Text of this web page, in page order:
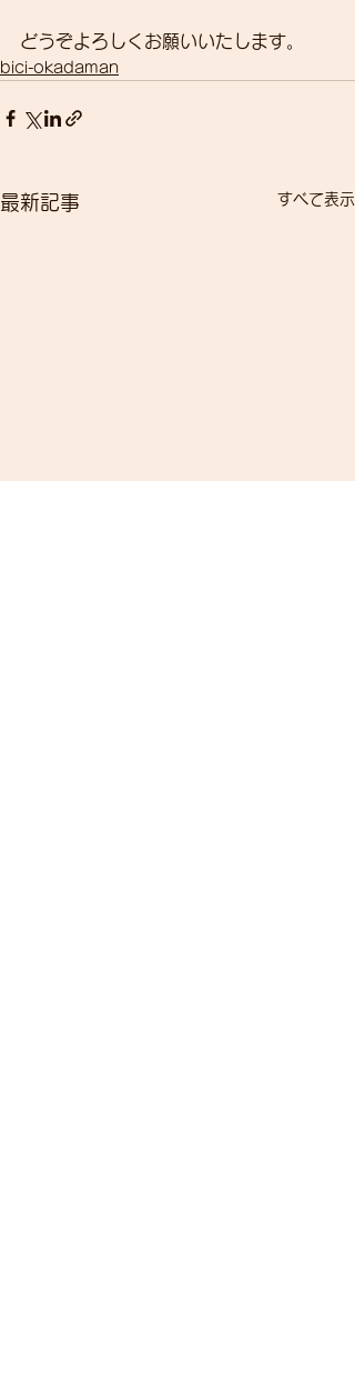
どうぞよろしくお願いいたします。
bici-okadaman
最新記事 すべて表示